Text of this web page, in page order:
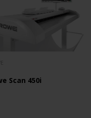
Scan 450i